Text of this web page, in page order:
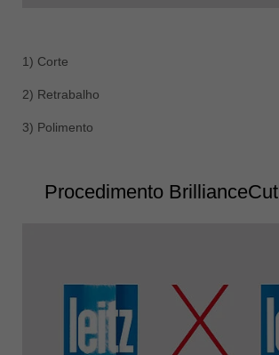
1) Corte
2) Retrabalho
3) Polimento
Procedimento BrillianceCut